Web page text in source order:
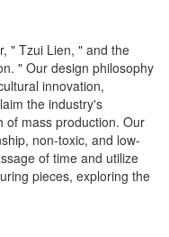
" Tzui Lien, " and the
" Our design philosophy
innovation,
the industry's
of mass production. Our
non-toxic, and low-
of time and utilize
pieces, exploring the